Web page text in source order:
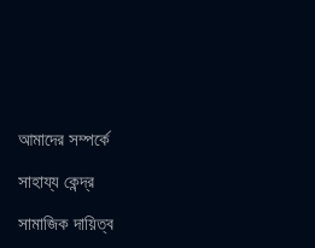
আমাদের সম্পর্কে
সাহায্য কেন্দ্র
সামাজিক দায়িত্ব